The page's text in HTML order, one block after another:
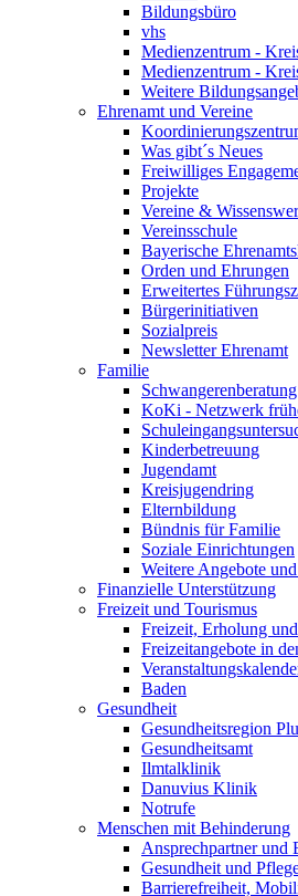
Bildungsbüro
vhs
Medienzentrum -
Medienzentrum -
Weitere
Ehrenamt und Vereine
Was gibt´s Neues
Freiwilliges
Projekte
Vereine &
Vereinsschule
Bayerische
Orden und Ehrungen
Erweitertes
Bürgerinitiativen
Sozialpreis
Newsletter Ehrenamt
Familie
Schwangerenberatung
KoKi - Netzwerk
Kinderbetreuung
Jugendamt
Kreisjugendring
Elternbildung
Bündnis für Familie
Soziale Einrichtungen
Weitere Angebote
Finanzielle Unterstützung
Freizeit und Tourismus
Freizeit, Erholung
Freizeitangebote in
Baden
Gesundheit
Gesundheitsregion
Gesundheitsamt
Ilmtalklinik
Danuvius Klinik
Notrufe
Menschen mit Behinderung
Ansprechpartner und
Gesundheit und
Barrierefreiheit,